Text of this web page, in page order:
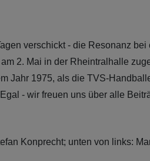
verschickt - die Resonanz
2. Mai in der Rheintralhalle
Jahr 1975, als die TVS-
- wir freuen uns über alle
Konprecht; unten von links: